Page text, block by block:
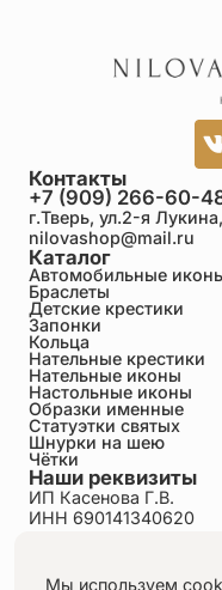
Каталог
Автомобильные
Браслеты
Детские крестики
Запонки
Кольца
Нательные крестики
Нательные иконы
Настольные иконы
Образки именные
Статуэтки святых
Шнурки на шею
Чётки
Контакты
+7 (909) 266-60-
г.Тверь, ул.2-я
nilovashop@mail.ru
Наши реквизиты
ИП Касенова Г.В.
ИНН 690141340620
Пользовательское
Мы используем